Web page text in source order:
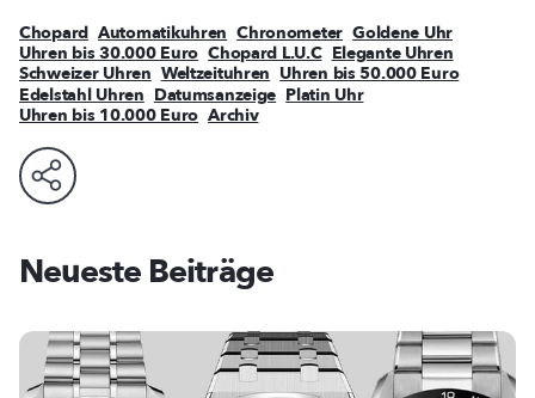
Chopard Automatikuhren Chronometer Goldene Uhr
Uhren bis 30.000 Euro Chopard L.U.C Elegante Uhren
Schweizer Uhren Weltzeituhren Uhren bis 50.000 Euro
Edelstahl Uhren Datumsanzeige Platin Uhr
Uhren bis 10.000 Euro Archiv
Neueste Beiträge